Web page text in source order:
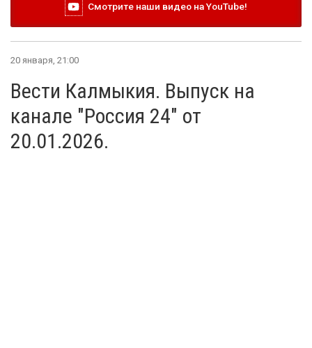
Смотрите наши видео на YouTube!
20 января, 21:00
Вести Калмыкия. Выпуск на
канале "Россия 24" от
20.01.2026.